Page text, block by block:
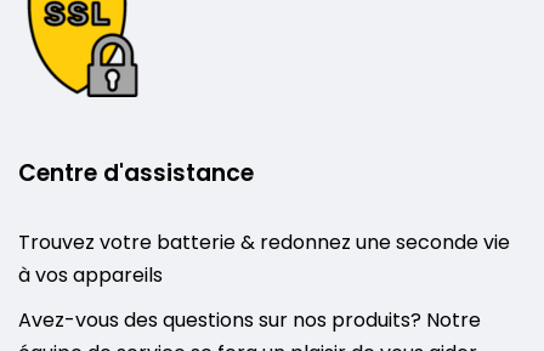
Centre d'assistance
Trouvez votre batterie & redonnez une seconde vie
à vos appareils
Avez-vous des questions sur nos produits? Notre